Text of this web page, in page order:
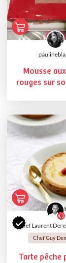
Mousse
rouges sur
Chef Laurent
Chef Guy
Tarte pêche